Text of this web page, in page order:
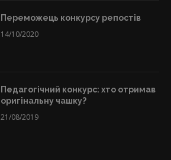
Переможець конкурсу репостів
14/10/2020
Педагогічний конкурс: хто отримав
оригінальну чашку?
21/08/2019